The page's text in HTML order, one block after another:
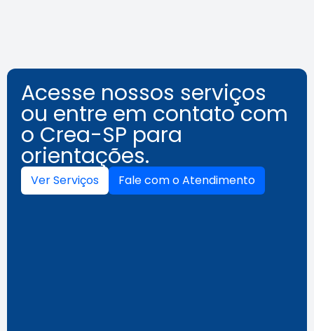
Acesse nossos serviços
ou entre em contato com
o Crea-SP para
orientações.
Ver Serviços Fale com o Atendimento